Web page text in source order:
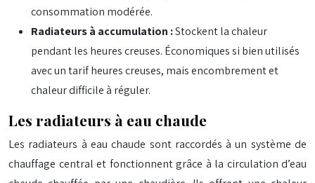
consommation modérée.
Radiateurs à accumulation :Stockent la chaleur
pendant les heures creuses. Économiques si bien utilisés
avec un tarif heures creuses, mais encombrement et
chaleur difficile à réguler.
Les radiateurs à eau chaude
Les radiateurs à eau chaude sont raccordés à un système de
chauffage central et fonctionnent grâce à la circulation d’eau